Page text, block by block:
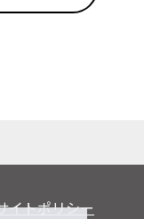
イトポリシー